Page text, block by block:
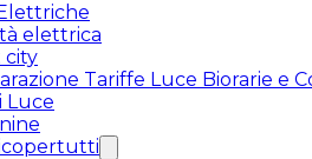
elettrica
city
Tariffe Luce Biorarie e
Luce